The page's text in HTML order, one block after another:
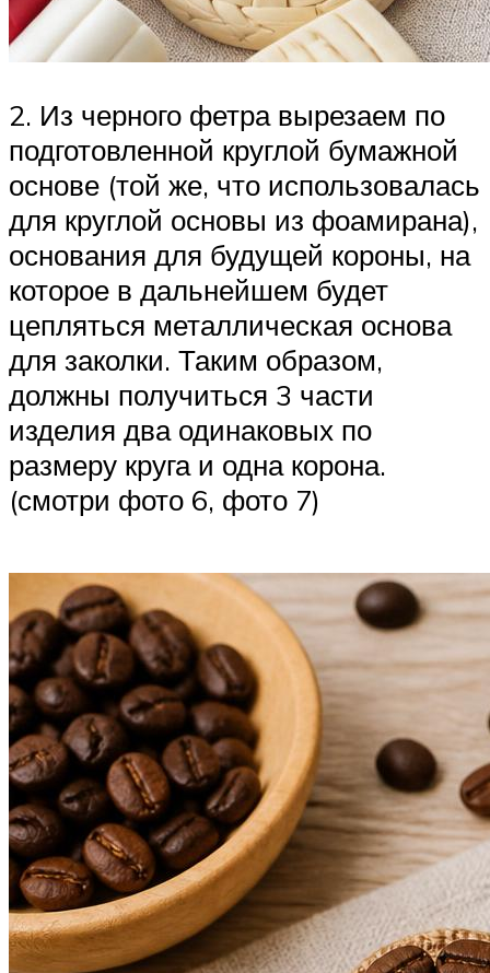
2. Из черного фетра вырезаем по
подготовленной круглой бумажной
основе (той же, что использовалась
для круглой основы из фоамирана),
основания для будущей короны, на
которое в дальнейшем будет
цепляться металлическая основа
для заколки. Таким образом,
должны получиться 3 части
изделия два одинаковых по
размеру круга и одна корона.
(смотри фото 6, фото 7)